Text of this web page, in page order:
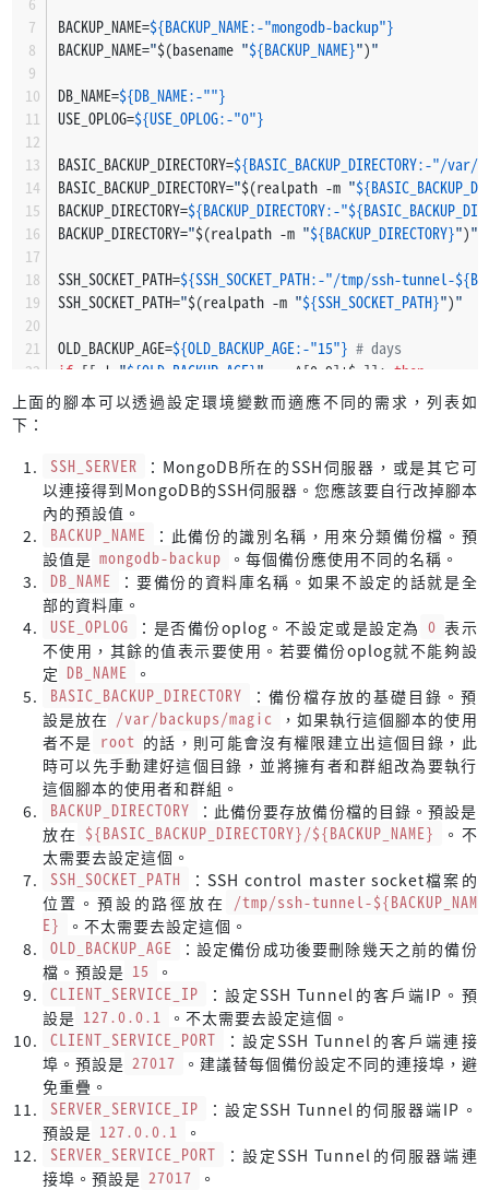
BACKUP_NAME=${BACKUP_NAME:-"mongodb-backup"}
BACKUP_NAME="$(basename "${BACKUP_NAME}")"
DB_NAME=${DB_NAME:-""}
USE_OPLOG=${USE_OPLOG:-"0"}
BASIC_BACKUP_DIRECTORY=${BASIC_BACKUP_DIRECTORY:-"/
BASIC_BACKUP_DIRECTORY="$(realpath -m "
BACKUP_DIRECTORY=${BACKUP_DIRECTORY:-"
BACKUP_DIRECTORY="$(realpath -m "${BACKUP_DIRECTORY}")"
SSH_SOCKET_PATH=${SSH_SOCKET_PATH:-"/tmp/ssh-tunnel-
SSH_SOCKET_PATH="$(realpath -m "${SSH_SOCKET_PATH}")"
OLD_BACKUP_AGE=${OLD_BACKUP_AGE:-"15"} # days
if [[ ! "${OLD_BACKUP_AGE}" =~ ^[0-9]+$ ]]; then
echo "OLD_BACKUP_AGE should be a positive integer."
exit
1
CLIENT_SERVICE_IP=${CLIENT_SERVICE_IP:-"127.0.0.1"}
CLIENT_SERVICE_PORT=
SERVER_SERVICE_IP=${SERVER_SERVICE_IP:-"127.0.0.1"}
SERVER_SERVICE_PORT=${SERVER_SERVICE_PORT:-"27017"}
if ss -tan | tr -s ' ' | cut -d " " -f 4 | grep -m1 "
echo "${CLIENT_SERVICE_IP}:${CLIENT_SERVICE_PORT} is
exit 2
fi
(rm -f "${SSH_SOCKET_PATH}" && ssh -fNM -S "
if [ ! -d "${BACKUP_DIRECTORY}
if [ -e "${BACKUP_DIRECTORY}" ]; then
echo "${BACKUP_DIRECTORY} exists and it is not a
exit 4
fi
mkdir -p "${BACKUP_DIRECTORY}
echo "The directory,
fi
DB_PARAM=
if [ -n
if [[ "${USE_OPLOG}" != "0" ]]; then
echo
"Oplog can not be used with a specific
exit 6
fi
上面的腳本可以透過設定環境變數而適應不同的需求，列表如
下：
SSH_SERVER
：MongoDB所在的SSH伺服器，或是其它可
以連接得到MongoDB的SSH伺服器。您應該要自行改掉腳本
內的預設值。
BACKUP_NAME
：此備份的識別名稱，用來分類備份檔。預
設值是 mongodb-backup
。每個備份應使用不同的名稱。
DB_NAME
：要備份的資料庫名稱。如果不設定的話就是全
部的資料庫。
USE_OPLOG
：是否備份oplog。不設定或是設定為 0 表示
不使用，其餘的值表示要使用。若要備份oplog就不能夠設
定 DB_NAME
。
BASIC_BACKUP_DIRECTORY
：備份檔存放的基礎目錄。預
設是放在 /var/backups/magic
，如果執行這個腳本的使用
者不是 root 的話，則可能會沒有權限建立出這個目錄，此
時可以先手動建好這個目錄，並將擁有者和群組改為要執行
這個腳本的使用者和群組。
BACKUP_DIRECTORY
：此備份要存放備份檔的目錄。預設是
放在 ${BASIC_BACKUP_DIRECTORY}/${BACKUP_NAME}
。不
太需要去設定這個。
SSH_SOCKET_PATH
：SSH control master socket檔案的
位置。預設的路徑放在 /tmp/ssh-tunnel-${BACKUP_NAM
E}
。不太需要去設定這個。
OLD_BACKUP_AGE
：設定備份成功後要刪除幾天之前的備份
檔。預設是 15
。
CLIENT_SERVICE_IP
：設定SSH Tunnel的客戶端IP。預
設是 127.0.0.1
。不太需要去設定這個。
CLIENT_SERVICE_PORT
：設定SSH Tunnel的客戶端連接
埠。預設是 27017
。建議替每個備份設定不同的連接埠，避
免重疊。
SERVER_SERVICE_IP
：設定SSH Tunnel的伺服器端IP。
預設是 127.0.0.1
。
SERVER_SERVICE_PORT
：設定SSH Tunnel的伺服器端連
接埠。預設是 27017
。